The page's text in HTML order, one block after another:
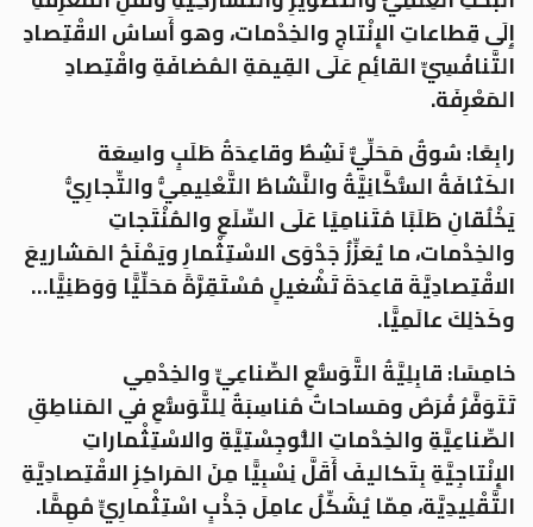
إِلَى قِطاعاتِ الإِنْتاجِ والخِدْمات، وهو أَساسُ الاقْتِصادِ
التَّنافُسِيِّ القائِمِ عَلَى القِيمَةِ المُضافَةِ واقْتِصادِ
المَعْرِفَة.
رابِعًا: سُوقٌ مَحَلِّيٌّ نَشِطٌ وقاعِدَةُ طَلَبٍ واسِعَة
الكَثافَةُ السُّكَّانِيَّةُ والنَّشاطُ التَّعْلِيمِيُّ والتِّجارِيُّ
يَخْلُقانِ طَلَبًا مُتَنامِيًا عَلَى السِّلَعِ والمُنْتَجاتِ
والخِدْمات، ما يُعَزِّزُ جَدْوَى الاسْتِثْمارِ ويَمْنَحُ المَشاريعَ
الاقْتِصادِيَّةَ قاعِدَةَ تَشْغيلٍ مُسْتَقِرَّةً مَحَلِّيًّا وَوَطَنِيًّا…
وكَذلِكَ عالَمِيًّا.
خامِسًا: قابِلِيَّةُ التَّوَسُّعِ الصِّناعِيِّ والخِدْمِي
تَتَوَفَّرُ فُرَصٌ ومَساحاتٌ مُناسِبَةٌ لِلتَّوَسُّعِ في المَناطِقِ
الصِّناعِيَّةِ والخِدْماتِ اللُّوجِسْتِيَّةِ والاسْتِثْماراتِ
الإِنْتاجِيَّةِ بِتَكاليفَ أَقَلَّ نِسْبِيًّا مِنَ المَراكِزِ الاقْتِصادِيَّةِ
التَّقْلِيدِيَّة، مِمّا يُشَكِّلُ عامِلَ جَذْبٍ اسْتِثْمارِيٍّ مُهِمًّا.